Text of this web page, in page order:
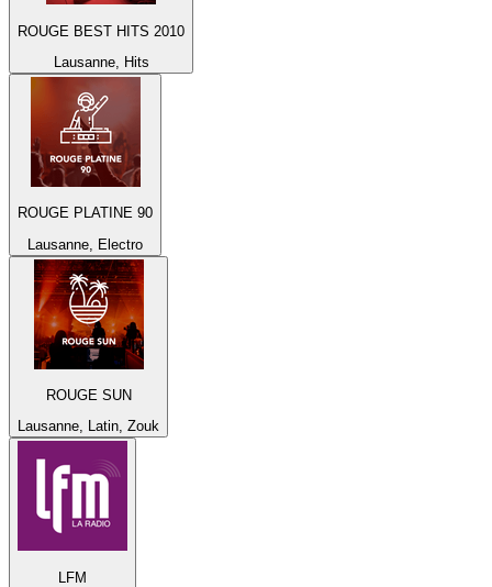
ROUGE BEST HITS 2010
Lausanne, Hits
ROUGE PLATINE 90
Lausanne, Electro
ROUGE SUN
Lausanne, Latin, Zouk
LFM